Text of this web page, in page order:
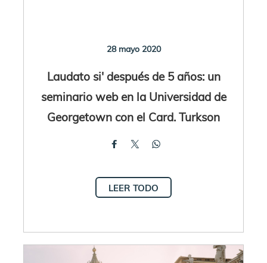
28 mayo 2020
Laudato si' después de 5 años: un
seminario web en la Universidad de
Georgetown con el Card. Turkson
LEER TODO